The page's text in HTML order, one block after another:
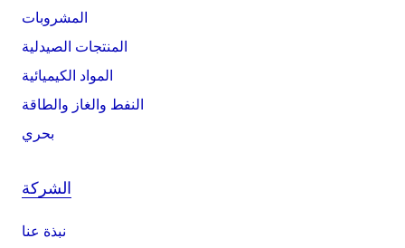
المشروبات
المنتجات الصيدلية
المواد الكيميائية
النفط والغاز والطاقة
بحري
الشركة
نبذة عنا